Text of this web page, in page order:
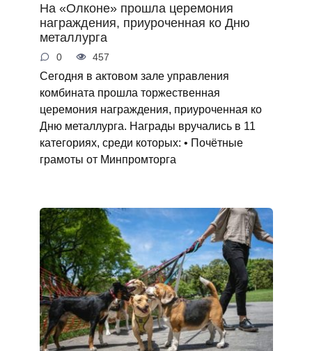
На «Олконе» прошла церемония
награждения, приуроченная ко Дню
металлурга
0 457
Сегодня в актовом зале управления
комбината прошла торжественная
церемония награждения, приуроченная ко
Дню металлурга. Награды вручались в 11
категориях, среди которых: • Почётные
грамоты от Минпромторга